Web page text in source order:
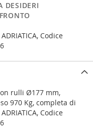
DESIDERI
Codice
rulli Ø177 mm,
970 Kg, completa di
Codice